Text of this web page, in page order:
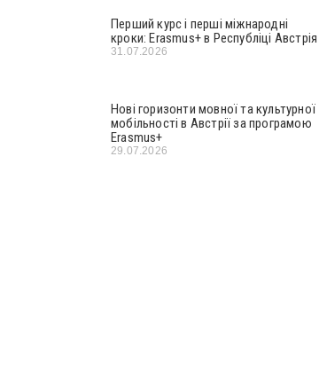
Перший курс і перші міжнародні
кроки: Erasmus+ в Республіці Австрія
31.07.2026
Нові горизонти мовної та культурної
мобільності в Австрії за програмою
Erasmus+
29.07.2026